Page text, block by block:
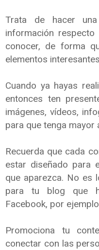
Trata de hacer
información
conocer, de forma
elementos
Cuando ya hayas
entonces ten
imágenes, vídeos,
para que tenga mayor
Recuerda que cada
estar diseñado para
que aparezca. No es
para tu blog que
Facebook, por
Promociona tu
conectar con las